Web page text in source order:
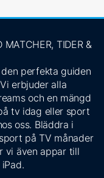
MATCHER, TIDER &
perfekta guiden
erbjuder alla
och en mängd
tv idag eller sport
oss. Bläddra i
på TV månader
vi även appar till